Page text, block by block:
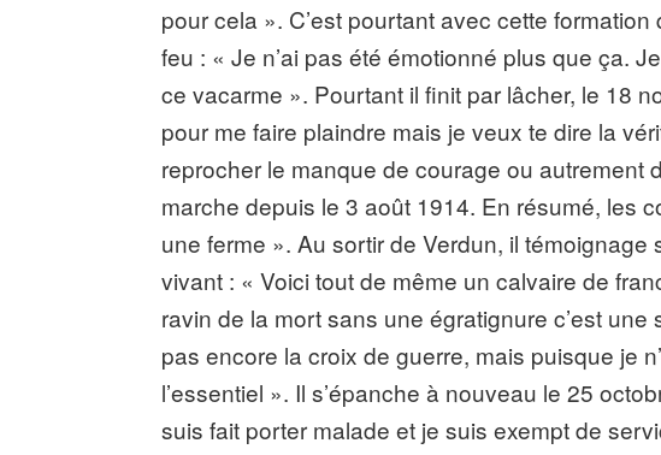
pour cela ». C’est pourtant avec cette formation
feu : « Je n’ai pas été émotionné plus que ça.
ce vacarme ». Pourtant il finit par lâcher, le 18
pour me faire plaindre mais je veux te dire la
reprocher le manque de courage ou autrement
marche depuis le 3 août 1914. En résumé, les
une ferme ». Au sortir de Verdun, il témoignage
vivant : « Voici tout de même un calvaire de
ravin de la mort sans une égratignure c’est une
pas encore la croix de guerre, mais puisque je
l’essentiel ». Il s’épanche à nouveau le 25
suis fait porter malade et je suis exempt de